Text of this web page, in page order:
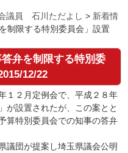
議員 石川ただよし > 新着情
制限する特別委員会」設置
弁を制限する特別委
12/22
１２月定例会で、平成２８年
が設置されたが、この案とと
算特別委員会での知事の答弁
議団が提案し埼玉県議会公明